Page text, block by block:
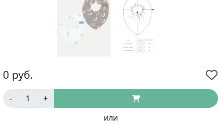
0 руб.
-
+
или